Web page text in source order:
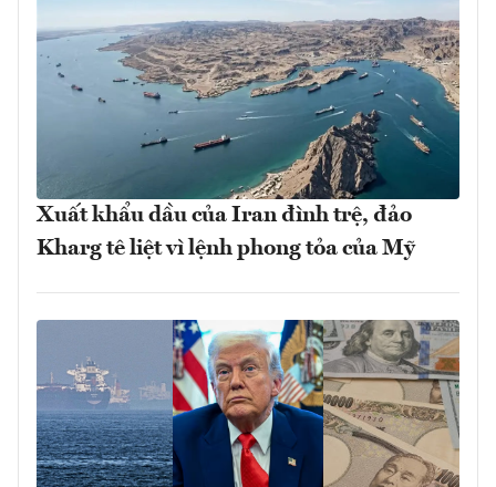
Xuất khẩu dầu của Iran đình trệ, đảo
Kharg tê liệt vì lệnh phong tỏa của Mỹ